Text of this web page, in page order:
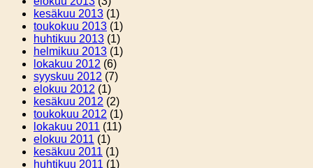
kesäkuu 2013 (1)
toukokuu 2013 (1)
huhtikuu 2013 (1)
helmikuu 2013 (1)
lokakuu 2012 (6)
syyskuu 2012 (7)
elokuu 2012 (1)
kesäkuu 2012 (2)
toukokuu 2012 (1)
lokakuu 2011 (11)
elokuu 2011 (1)
kesäkuu 2011 (1)
huhtikuu 2011 (1)